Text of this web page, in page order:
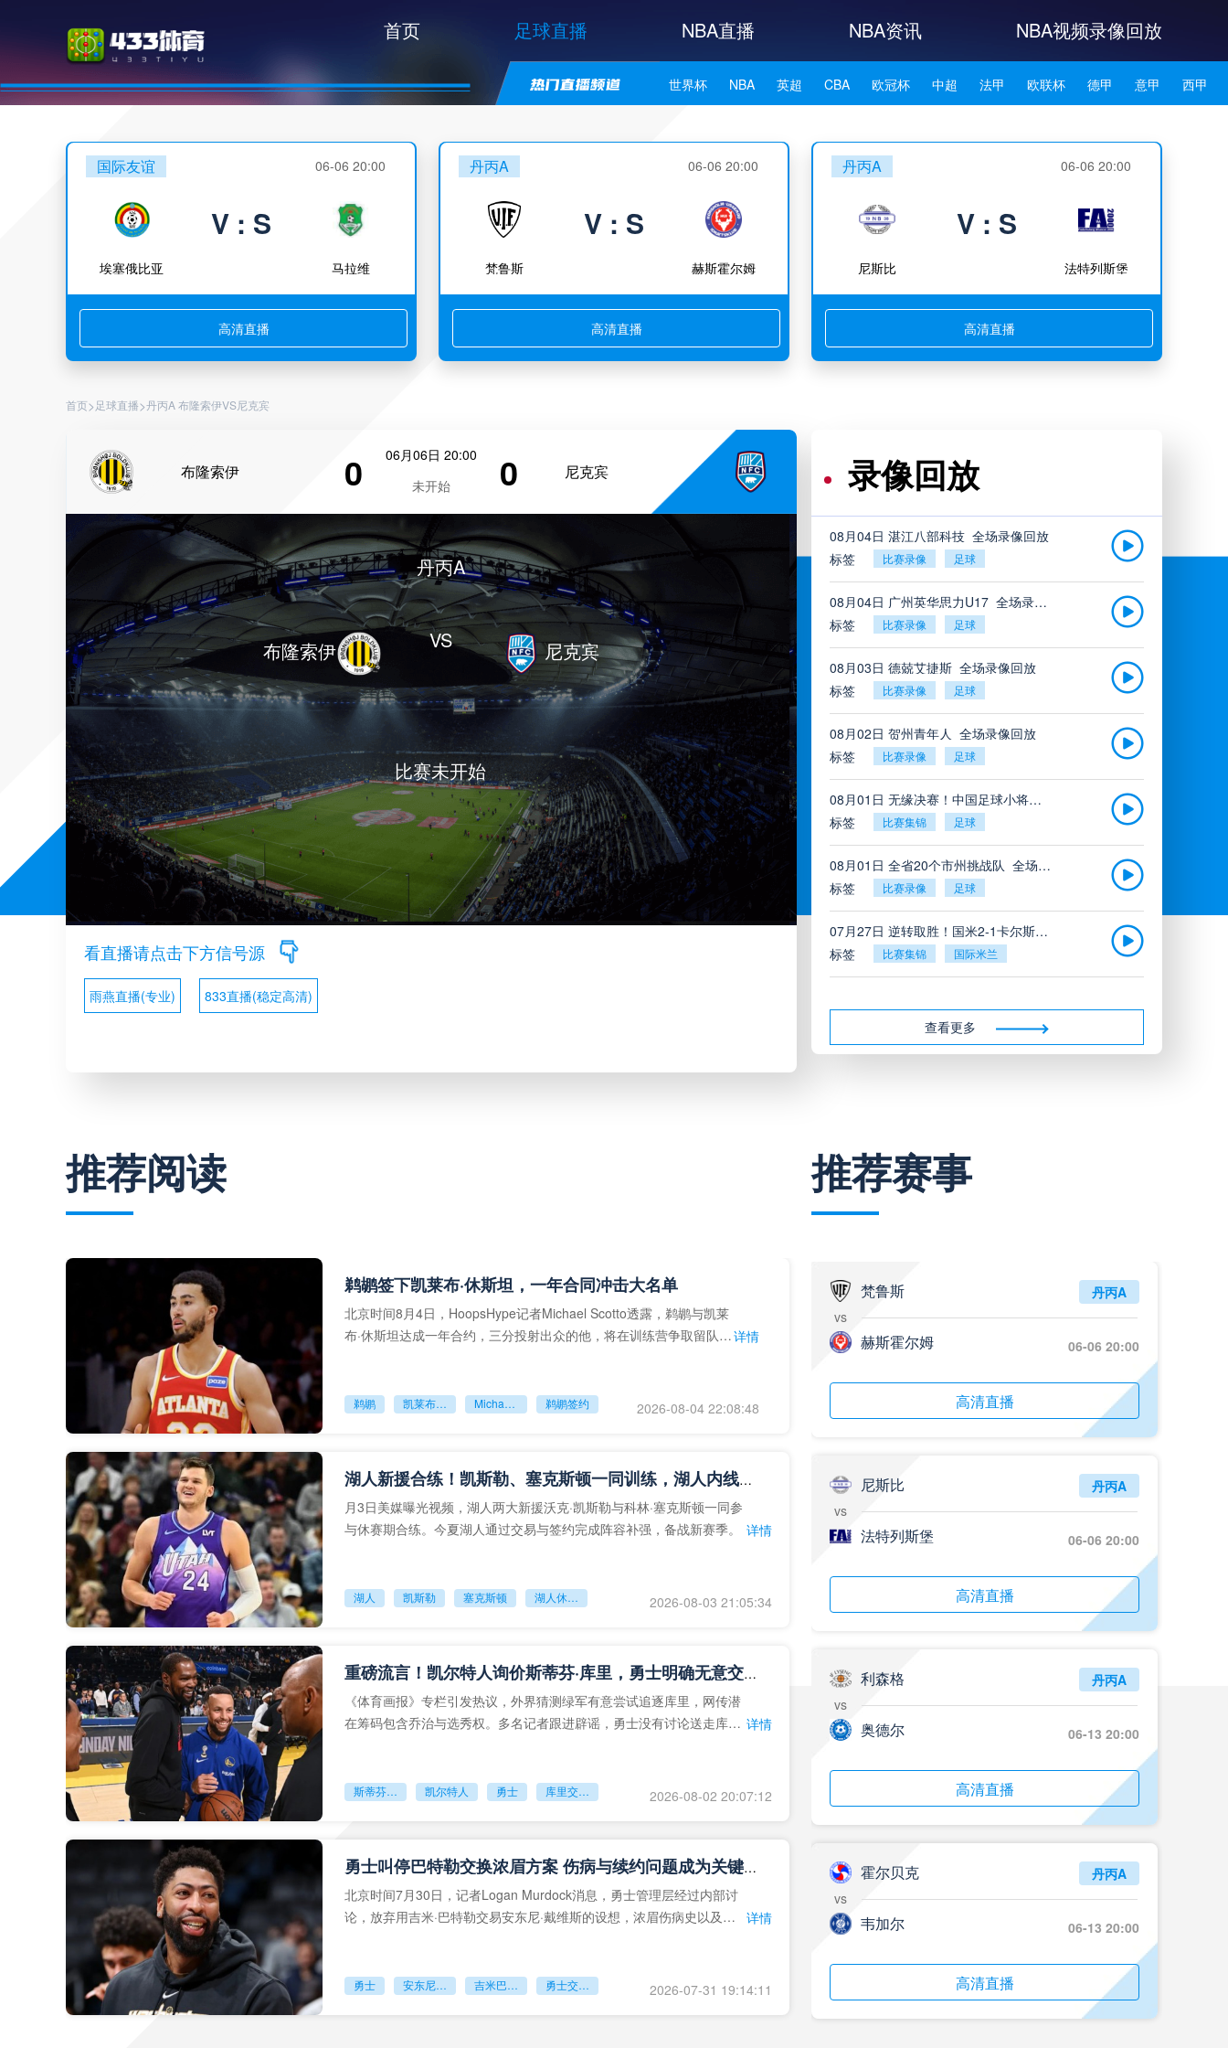
首页 足球直播 NBA直播 NBA资讯 NBA视频录像回放
世界杯 NBA 英超 CBA 欧冠杯 中超 法甲 欧联杯 德甲 意甲 西甲
NBA独行侠 NBA勇士 NBA湖人 NBA东契奇
NBA库里 NBA资讯
国际友谊 06-06 20:00
埃塞俄比亚
V : S
马拉维
高清直播
丹丙A 06-06 20:00
梵鲁斯
V : S
赫斯霍尔姆
高清直播
丹丙A 06-06 20:00
尼斯比
V : S
法特列斯堡
高清直播
首页> 足球直播>丹丙A 布隆索伊VS尼克宾
布隆索伊 0
06月06日 20:00
未开始
0 尼克宾
布隆索伊
丹丙A
VS
比赛未开始
尼克宾
看直播请点击下方信号源
雨燕直播(专业) 833直播(稳定高清)
录像回放
08月04日 湛江八部科技_全场录像回放
标签
比赛录像 足球
08月04日 广州英华思力U17_全场录像回放
标签
比赛录像 足球
08月03日 德兢艾捷斯_全场录像回放
标签
比赛录像 足球
08月02日 贺州青年人_全场录像回放
标签
比赛录像 足球
08月01日 无缘决赛！中国足球小将红队0-2亚洲明星联，后者决赛战杭州足管
标签
比赛集锦 足球
08月01日 全省20个市州挑战队_全场录像回放
标签
比赛录像 足球
07月27日 逆转取胜！国米2-1卡尔斯鲁厄_全场录像回放
标签
比赛集锦 国际米兰
足球
标签
比赛录像 足球
07月26日 广州戴拿模_全场录像回放
标签
标签
比赛录像
07月26日 中国澳门千叶_全场录像回放
标签
比赛录像
标签
足球
标签
比赛录像
标签
比赛录像
标签
比赛集锦 多特蒙德
标签
比赛集锦
标签
07月25日 云东海街道_全场录像回放
标签
比赛录像 足球
标签
比赛录像
07月25日 藝品高國際_全场录像回放
07月25日 大塘控股_全场录像回放
查看更多
推荐阅读
鹈鹕签下凯莱布·休斯坦，一年合同冲击大名单
北京时间8月4日，HoopsHype记者Michael Scotto透露，鹈鹕与凯莱
布·休斯坦达成一年合约，三分投射出众的他，将在训练营争取留队机详情
鹈鹕 凯莱布‑休斯坦 Michael Scotto 鹈鹕签约 2026-08-04 22:08:48
湖人新援合练！凯斯勒、塞克斯顿一同训练，湖人内线补强成型
月3日美媒曝光视频，湖人两大新援沃克·凯斯勒与科林·塞克斯顿一同参
与休赛期合练。今夏湖人通过交易与签约完成阵容补强，备战新赛季。
详情
湖人 凯斯勒 塞克斯顿 湖人休赛期引援 2026-08-03 21:05:34
重磅流言！凯尔特人询价斯蒂芬·库里，勇士明确无意交易队魂
《体育画报》专栏引发热议，外界猜测绿军有意尝试追逐库里，网传潜
在筹码包含乔治与选秀权。多名记者跟进辟谣，勇士没有讨论送走库里 详情
斯蒂芬库里 凯尔特人 勇士 库里交易传闻 2026-08-02 20:07:12
勇士叫停巴特勒交换浓眉方案 伤病与续约问题成为关键阻碍
北京时间7月30日，记者Logan Murdock消息，勇士管理层经过内部讨
论，放弃用吉米·巴特勒交易安东尼·戴维斯的设想，浓眉伤病史以及续
详情
勇士 安东尼戴维斯 吉米巴特勒 勇士交易浓眉 2026-07-31 19:14:11
推荐赛事
梵鲁斯
vs
赫斯霍尔姆
丹丙A
06-06 20:00
高清直播
尼斯比
vs
法特列斯堡
丹丙A
06-06 20:00
高清直播
利森格
vs
奥德尔
丹丙A
06-13 20:00
高清直播
霍尔贝克
vs
韦加尔
丹丙A
06-13 20:00
高清直播